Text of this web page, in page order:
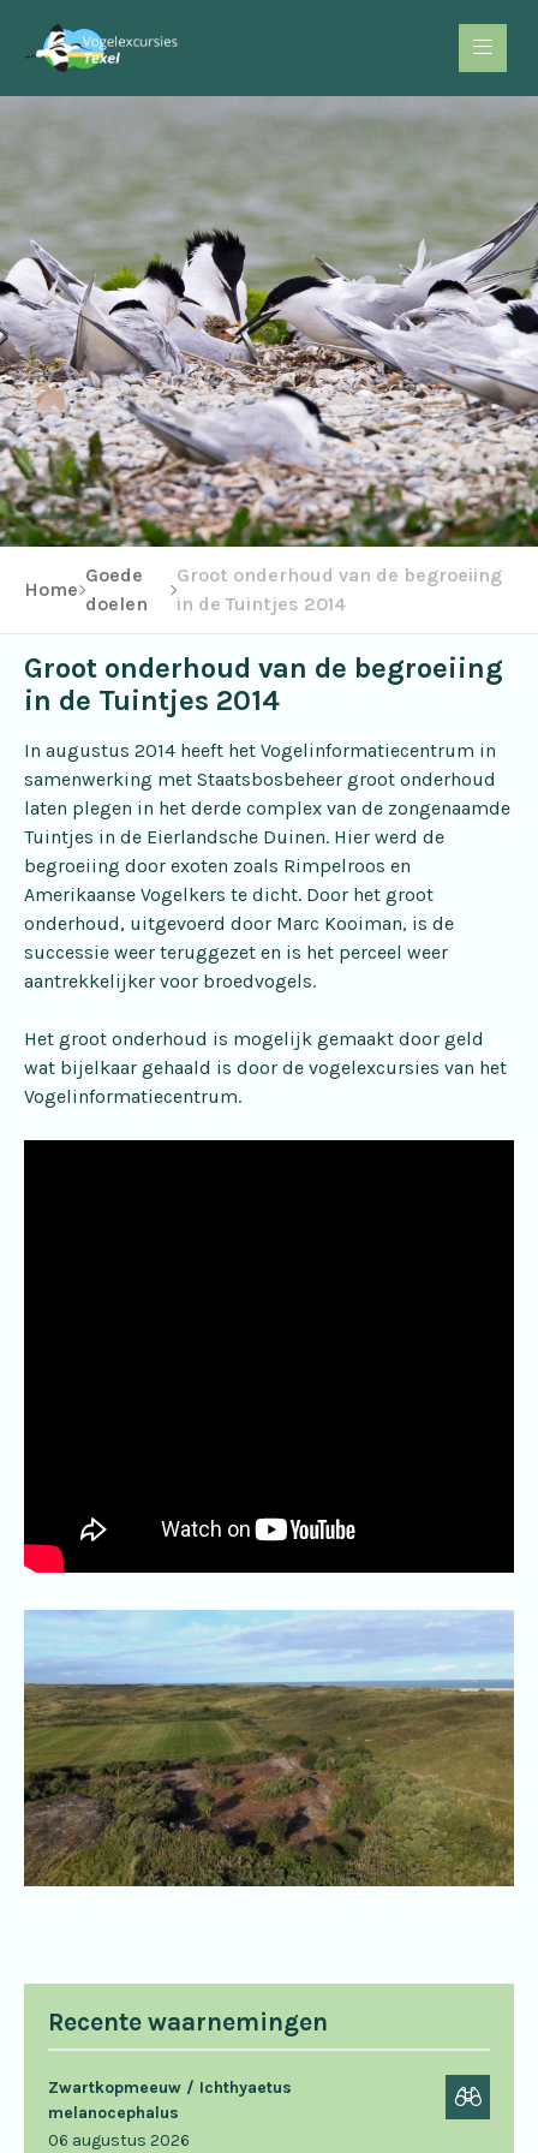
Home
Goede
doelen
Groot onderhoud van de begroeiing
in de Tuintjes 2014
Recente waarnemingen
Zwartkopmeeuw / Ichthyaetus
melanocephalus
06 augustus 2026
Groot onderhoud van de begroeiing
in de Tuintjes 2014
In augustus 2014 heeft het Vogelinformatiecentrum in
samenwerking met Staatsbosbeheer groot onderhoud
laten plegen in het derde complex van de zongenaamde
Tuintjes in de Eierlandsche Duinen. Hier werd de
begroeiing door exoten zoals Rimpelroos en
Amerikaanse Vogelkers te dicht. Door het groot
onderhoud, uitgevoerd door Marc Kooiman, is de
successie weer teruggezet en is het perceel weer
aantrekkelijker voor broedvogels.
Het groot onderhoud is mogelijk gemaakt door geld
wat bijelkaar gehaald is door de vogelexcursies van het
Vogelinformatiecentrum.